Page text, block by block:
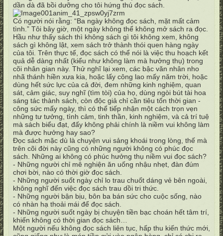
dần dà đã bồi dưỡng cho tôi hứng thú đọc sách.
Có người nói rằng: “Ba ngày không đọc sách, mặt mất cảm
tình.” Tôi bây giờ, một ngày không thể không mở sách ra đọc.
Hầu như thấy sách thì không sách gì tôi không xem, không
sách gì không lật, xem sách trở thành thói quen hàng ngày
của tôi. Trên thực tế, đọc sách có thể nói là việc thu hoạch kết
quả dễ dàng nhất (kiểu như không làm mà hưởng thụ) trong
cõi nhân gian này. Thử nghĩ lại xem, các bậc văn nhân nho
nhã thánh hiền xưa kia, hoặc lấy công lao mấy năm trời, hoặc
dùng hết sức lực của cả đời, đem những kinh nghiệm, quan
sát, cảm giác, suy nghĩ (tìm tòi) của họ, dùng ngòi bút tài hoa
sáng tác thành sách, còn độc giả chỉ cần tiêu tốn thời gian -
công sức mấy ngày, thì có thể tiếp nhận một cách trọn vẹn
những tư tưởng, tình cảm, tinh thần, kinh nghiệm, và cả trí tuệ
mà sách biểu đạt, đấy không phải chính là niềm vui không làm
mà được hưởng hay sao?
Đọc sách mặc dù là chuyện vui sảng khoái trong lòng, thế mà
trên cõi đời này cũng có những người không có phúc đọc
sách. Những ai không có phúc hưởng thụ niềm vui đọc sách?
- Những người chỉ mê nghiện ăn uống nhậu nhẹt, đàn đúm
chơi bời, nào có thời giờ đọc sách.
- Những người suốt ngày chỉ lo trau chuốt dáng vẻ bên ngoài,
không nghĩ đến việc đọc sách trau dồi tri thức.
- Những người bận bịu, bôn ba bán sức cho cuộc sống, nào
có nhàn hạ thoải mái để đọc sách.
- Những người suốt ngày bị chuyện tiền bạc choán hết tâm trí,
khiến không có thời gian đọc sách…
Một người nếu không đọc sách liên tục, hấp thu kiến thức mới,